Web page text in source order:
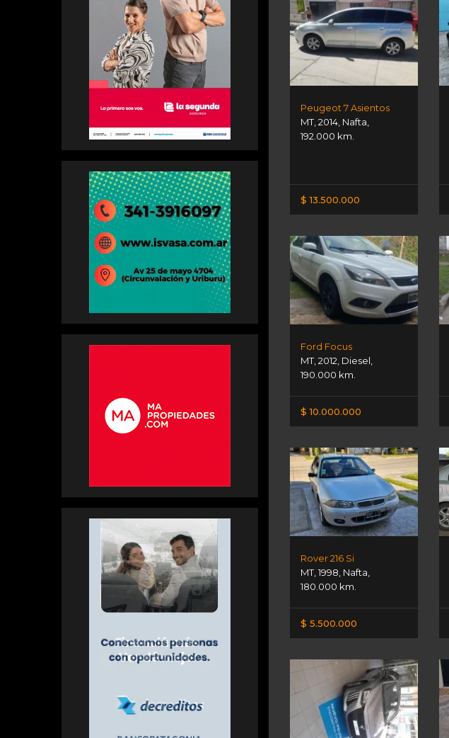
Peugeot 7 Asientos
MT,2014, Nafta,
192.000 km.
$ 13.500.000
Ford Focus
MT,2012, Diesel,
190.000 km.
$ 10.000.000
Rover 216 Si
MT,1998, Nafta,
180.000 km.
$ 5.500.000